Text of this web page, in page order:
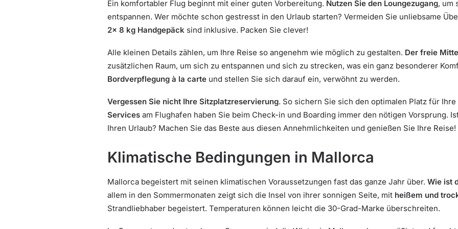
Ein komfortabler Flug beginnt mit einer guten Vorbereitung. Nutzen Sie den Loungezugang, um
entspannen. Wer möchte schon gestresst in den Urlaub starten? Vermeiden Sie unliebsame
2x 8 kg Handgepäck sind inklusive. Packen Sie clever!
Alle kleinen Details zählen, um Ihre Reise so angenehm wie möglich zu gestalten. Der freie
zusätzlichen Raum, um sich zu entspannen und sich zu strecken, was ein ganz besonderer
Bordverpflegung à la carte und stellen Sie sich darauf ein, verwöhnt zu werden.
Vergessen Sie nicht Ihre Sitzplatzreservierung. So sichern Sie sich den optimalen Platz für
Services am Flughafen haben Sie beim Check-in und Boarding immer den nötigen Vorsprung.
Ihren Urlaub? Machen Sie das Beste aus diesen Annehmlichkeiten und genießen Sie Ihre Reise!
Klimatische Bedingungen in Mallorca
Mallorca begeistert mit seinen klimatischen Voraussetzungen fast das ganze Jahr über. Wie ist
allem in den Sommermonaten zeigt sich die Insel von ihrer sonnigen Seite, mit heißem und
Strandliebhaber begeistert. Temperaturen können leicht die 30-Grad-Marke überschreiten.